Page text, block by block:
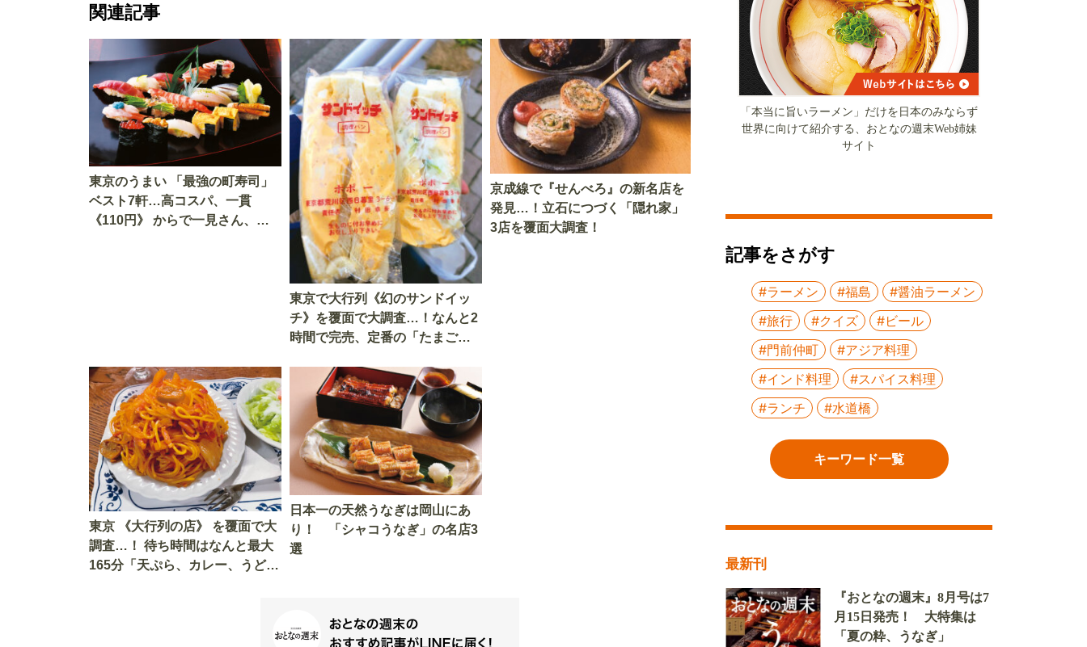
関連記事
東京のうまい 「最強の町寿司」
ベスト7軒…高コスパ、一貫
《110円》 からで一見さん、ソ
東京で大行列《幻のサンドイッ
チ》を覆面で大調査…！なんと2
時間で完売、定番の「たまご・
ド」まで全3店で実食
京成線で『せんべろ』の新名店を
発見…！立石につづく「隠れ家」
3店を覆面大調査！
東京 《大行列の店》 を覆面で大
調査…！ 待ち時間はなんと最大
165分「天ぷら、カレー、うど
日本一の天然うなぎは岡山にあ
り！ 「シャコうなぎ」の名店3
選
「本当に旨いラーメン」だけを日本のみならず
世界に向けて紹介する、おとなの週末Web姉妹
サイト
記事をさがす
#ラーメン #福島
#醤油ラーメン
#旅行
#クイズ
#ビール
#門前仲町
#アジア料理
#インド料理
#スパイス料理
#ランチ
#水道橋
キーワード一覧
最新刊
『おとなの週末』8月号は7
月15日発売！ 大特集は
「夏の粋、うなぎ」